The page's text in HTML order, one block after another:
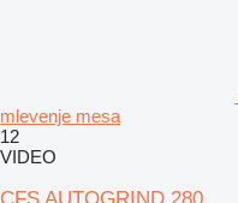
mlevenje mesa
12
VIDEO